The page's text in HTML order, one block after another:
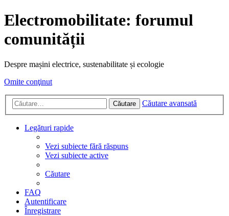
Electromobilitate: forumul
comunității
Despre mașini electrice, sustenabilitate și ecologie
Omite conţinut
Căutare Căutare avansată
Legături rapide
Vezi subiecte fără răspuns
Vezi subiecte active
Căutare
FAQ
Autentificare
Înregistrare